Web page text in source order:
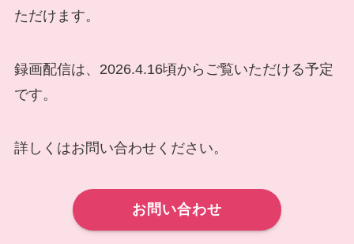
ただけます。
録画配信は、2026.4.16頃からご覧いただける予定
です。
詳しくはお問い合わせください。
お問い合わせ